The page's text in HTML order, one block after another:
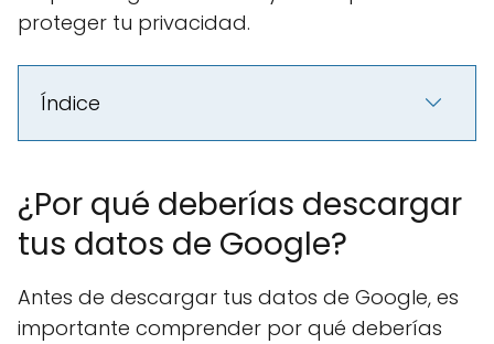
proteger tu privacidad.
Índice
¿Por qué deberías descargar
tus datos de Google?
Antes de descargar tus datos de Google, es
importante comprender por qué deberías